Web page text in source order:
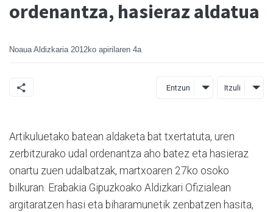
ordenantza, hasieraz aldatua
Noaua Aldizkaria 2012ko apirilaren 4a
Entzun Itzuli
Artikuluetako batean aldaketa bat txertatuta, uren
zerbitzurako udal ordenantza aho batez eta hasieraz
onartu zuen udalbatzak, martxoaren 27ko osoko
bilkuran. Erabakia Gipuzkoako Aldizkari Ofizialean
argitaratzen hasi eta biharamunetik zenbatzen hasita,